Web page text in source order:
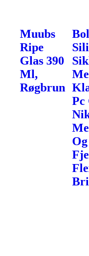
Muubs
Ripe
Glas 390
Ml,
Røgbrun
Pc
Og